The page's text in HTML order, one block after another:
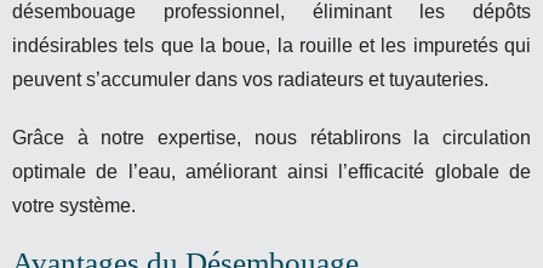
désembouage professionnel, éliminant les dépôts
indésirables tels que la boue, la rouille et les impuretés qui
peuvent s’accumuler dans vos radiateurs et tuyauteries.
Grâce à notre expertise, nous rétablirons la circulation
optimale de l’eau, améliorant ainsi l’efficacité globale de
votre système.